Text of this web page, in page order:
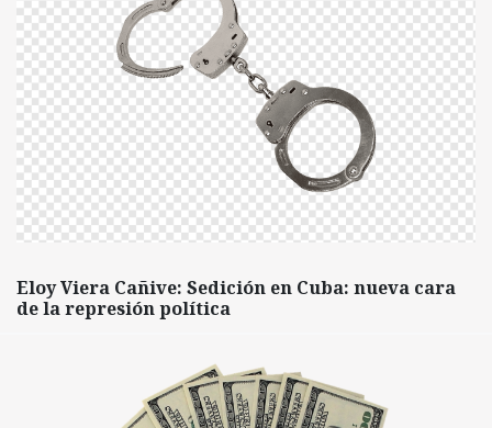
Eloy Viera Cañive: Sedición en Cuba: nueva cara
de la represión política